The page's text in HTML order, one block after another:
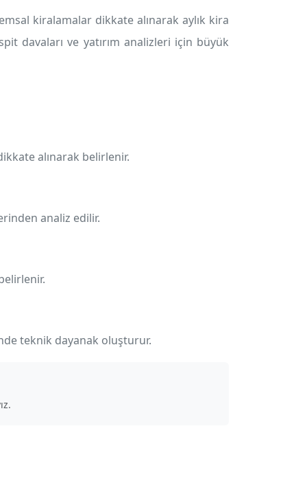
kiralamalar dikkate alınarak aylık kira
davaları ve yatırım analizleri için büyük
alınarak belirlenir.
analiz edilir.
teknik dayanak oluşturur.